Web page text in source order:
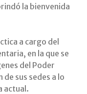
la bienvenida
a cargo del
en la que se
del Poder
sus sedes a lo
actual.